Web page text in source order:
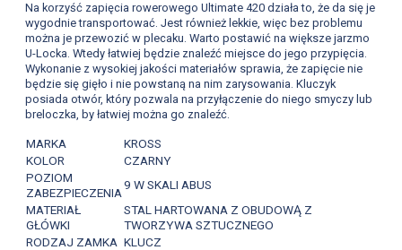
Na korzyść zapięcia rowerowego Ultimate 420 działa to, że da się je
wygodnie transportować. Jest również lekkie, więc bez problemu
można je przewozić w plecaku. Warto postawić na większe jarzmo
U-Locka. Wtedy łatwiej będzie znaleźć miejsce do jego przypięcia.
Wykonanie z wysokiej jakości materiałów sprawia, że zapięcie nie
będzie się gięło i nie powstaną na nim zarysowania. Kluczyk
posiada otwór, który pozwala na przyłączenie do niego smyczy lub
breloczka, by łatwiej można go znaleźć.
MARKA
KROSS
KOLOR
CZARNY
POZIOM
ZABEZPIECZENIA
9 W SKALI ABUS
MATERIAŁ
GŁÓWKI
STAL HARTOWANA Z OBUDOWĄ Z
TWORZYWA SZTUCZNEGO
RODZAJ ZAMKA KLUCZ